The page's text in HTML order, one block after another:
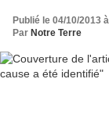
Publié le 04/10/2013
Par Notre Terre